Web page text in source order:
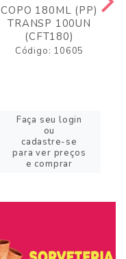
COPO 180ML (PP)
TRANSP 100UN
(CFT180)
Código: 10605
Faça seu login
ou
cadastre-se
para ver preços
e comprar